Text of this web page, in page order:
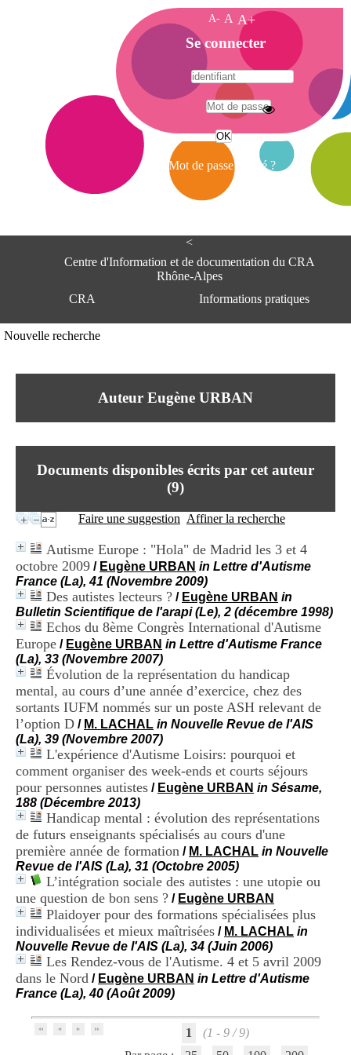
<
Centre d'Information et de documentation du CRA
Rhône-Alpes
CRA
Informations pratiques
Centre Hospitalier le Vinatier
95, Bd Pinel
Lundi au Vendredi
Contact
Mail
Nouvelle recherche
Auteur Eugène URBAN
Documents disponibles écrits par cet auteur
(9)
Faire une suggestion Affiner la recherche
Autisme Europe : "Hola" de Madrid les 3 et 4
octobre 2009 / Eugène URBAN in Lettre d'Autisme
France (La), 41 (Novembre 2009)
Des autistes lecteurs ? / Eugène URBAN in
Bulletin Scientifique de l'arapi (Le), 2 (décembre 1998)
Echos du 8ème Congrès International d'Autisme
Europe / Eugène URBAN in Lettre d'Autisme France
(La), 33 (Novembre 2007)
Évolution de la représentation du handicap
mental, au cours d’une année d’exercice, chez des
sortants IUFM nommés sur un poste ASH relevant de
l’option D / M. LACHAL in Nouvelle Revue de l'AIS
(La), 39 (Novembre 2007)
L'expérience d'Autisme Loisirs: pourquoi et
comment organiser des week-ends et courts séjours
pour personnes autistes / Eugène URBAN in Sésame,
188 (Décembre 2013)
Handicap mental : évolution des représentations
de futurs enseignants spécialisés au cours d'une
première année de formation / M. LACHAL in Nouvelle
Revue de l'AIS (La), 31 (Octobre 2005)
L’intégration sociale des autistes : une utopie ou
une question de bon sens ? / Eugène URBAN
Plaidoyer pour des formations spécialisées plus
individualisées et mieux maîtrisées / M. LACHAL in
Nouvelle Revue de l'AIS (La), 34 (Juin 2006)
Les Rendez-vous de l'Autisme. 4 et 5 avril 2009
dans le Nord / Eugène URBAN in Lettre d'Autisme
France (La), 40 (Août 2009)
1
(1 - 9 / 9)
A- A A+
A
c
c
e
i
Se connecter
Mot de passe oublié ?
A
e
e
n
o
i
e
t
e
D
o
c
u
m
e
n
t
a
t
i
o
n
d
u
C
R
A
R
h
ô
n
e
-
l
p
e
s
C
e
t
e